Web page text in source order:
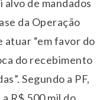
de mandados
da Operação
atuar “em favor do
do recebimento
Segundo a PF,